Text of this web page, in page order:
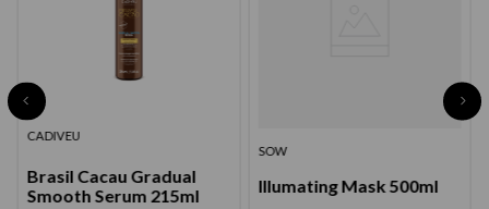
CADIVEU
Brasil Cacau Gradual
Smooth Serum 215ml
SOW
Illumating Mask 500ml